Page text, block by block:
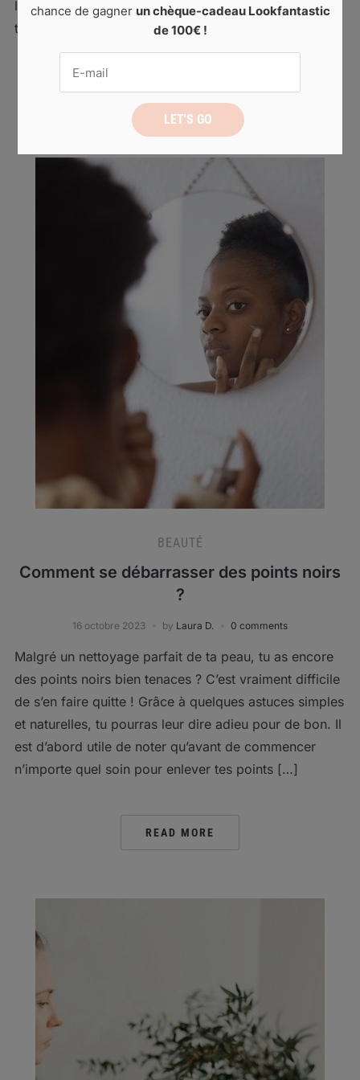
longtemps. Voici trois conseils efficaces pour garder
tes fleurs fraîches et éviter […]
READ MORE
BEAUTÉ
Comment se débarrasser des points noirs
?
16 octobre 2023 by Laura D. 0 comments
Malgré un nettoyage parfait de ta peau, tu as encore
des points noirs bien tenaces ? C’est vraiment difficile
de s’en faire quitte ! Grâce à quelques astuces simples
et naturelles, tu pourras leur dire adieu pour de bon. Il
est d’abord utile de noter qu’avant de commencer
n’importe quel soin pour enlever tes points […]
READ MORE
chance de gagner un chèque-cadeau Lookfantastic
de 100€ !